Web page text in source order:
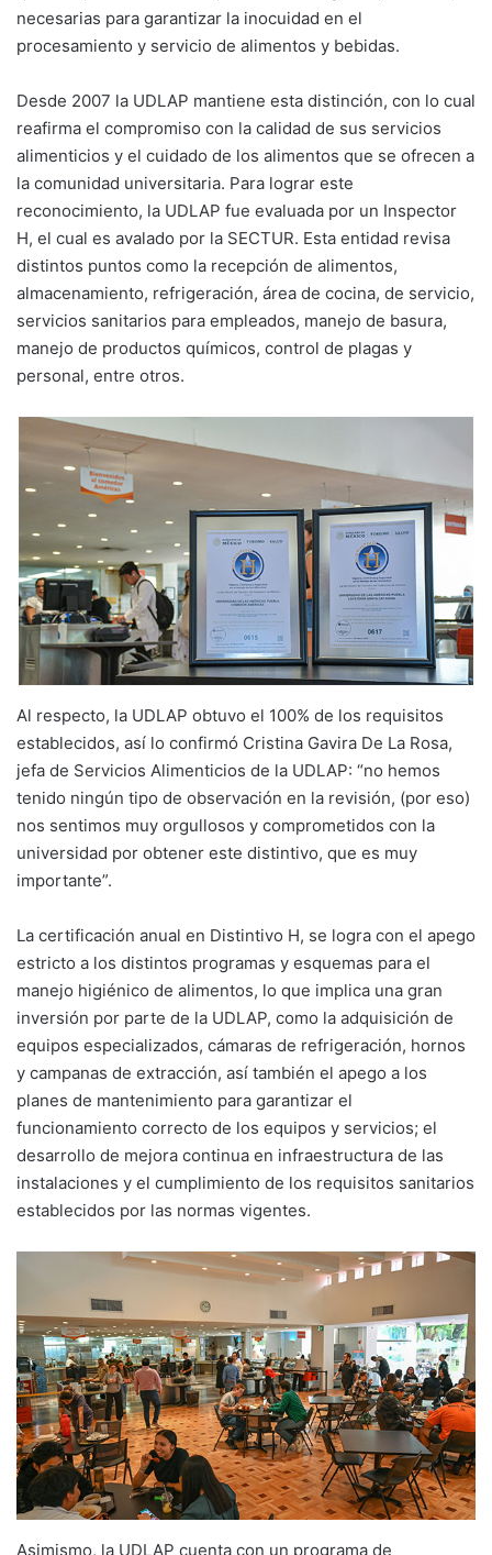
necesarias para garantizar la inocuidad en el
procesamiento y servicio de alimentos y bebidas.
Desde 2007 la UDLAP mantiene esta distinción, con lo cual
reafirma el compromiso con la calidad de sus servicios
alimenticios y el cuidado de los alimentos que se ofrecen a
la comunidad universitaria. Para lograr este
reconocimiento, la UDLAP fue evaluada por un Inspector
H, el cual es avalado por la SECTUR. Esta entidad revisa
distintos puntos como la recepción de alimentos,
almacenamiento, refrigeración, área de cocina, de servicio,
servicios sanitarios para empleados, manejo de basura,
manejo de productos químicos, control de plagas y
personal, entre otros.
Al respecto, la UDLAP obtuvo el 100% de los requisitos
establecidos, así lo confirmó Cristina Gavira De La Rosa,
jefa de Servicios Alimenticios de la UDLAP: “no hemos
tenido ningún tipo de observación en la revisión, (por eso)
nos sentimos muy orgullosos y comprometidos con la
universidad por obtener este distintivo, que es muy
importante”.
La certificación anual en Distintivo H, se logra con el apego
estricto a los distintos programas y esquemas para el
manejo higiénico de alimentos, lo que implica una gran
inversión por parte de la UDLAP, como la adquisición de
equipos especializados, cámaras de refrigeración, hornos
y campanas de extracción, así también el apego a los
planes de mantenimiento para garantizar el
funcionamiento correcto de los equipos y servicios; el
desarrollo de mejora continua en infraestructura de las
instalaciones y el cumplimiento de los requisitos sanitarios
establecidos por las normas vigentes.
Asimismo, la UDLAP cuenta con un programa de